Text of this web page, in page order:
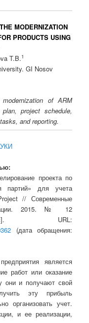
MODERNIZATION
PRODUCTS USING
T.B.1
GI Nosov
of ARM
project schedule,
and reporting.
проекта по
партий» для учета
// Современные
2015. № 12
URL:
(дата обращения:
является
работ или оказание
они и получают свой
эту прибыль
организовать учет.
и ее реализации,